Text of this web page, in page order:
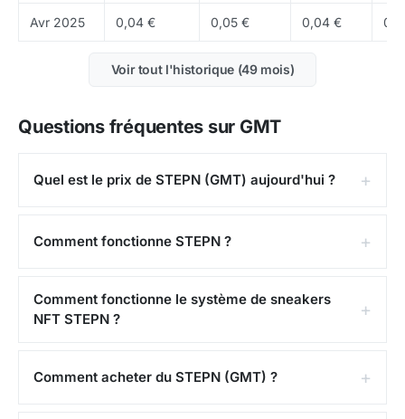
améliorées et un système de location de sneakers
sans investissement initial
Le supply maximum de GMT est fixé à
circulation, soit environ52 %de l'offre maximale. Un
haut niveau, la création de gems et les fonctionnalités
premium.
Avr 2025 0,04 € 0,05 € 0,04 €
Voir tout l'historique (49 mois)
Questions fréquentes sur GMT
Quel est le prix de STEPN (GMT) aujourd'hui ?
Comment fonctionne STEPN ?
Comment fonctionne le système de sneakers
NFT STEPN ?
Comment acheter du STEPN (GMT) ?